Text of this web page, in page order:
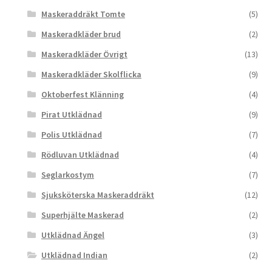
Maskeraddräkt Tomte
(5)
Maskeradkläder brud
(2)
Maskeradkläder Övrigt
(13)
Maskeradkläder Skolflicka
(9)
Oktoberfest Klänning
(4)
Pirat Utklädnad
(9)
Polis Utklädnad
(7)
Rödluvan Utklädnad
(4)
Seglarkostym
(7)
Sjuksköterska Maskeraddräkt
(12)
Superhjälte Maskerad
(2)
Utklädnad Ängel
(3)
Utklädnad Indian
(2)